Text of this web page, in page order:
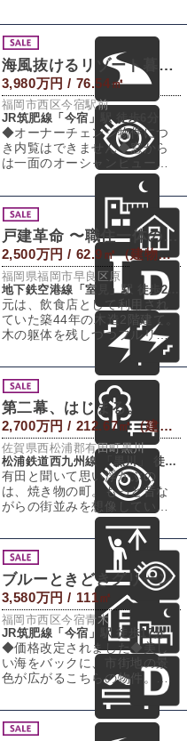
が、コンセプトが
海風抜けるリゾート暮らし -売買編-
3,980万円 / 76.54㎡
福岡市西区今宿駅前
JR筑肥線「今宿」駅 徒歩6分
◆オーナーチェンジ物件につ
き内覧はできません◆窓から
は一面のオーシャンビュー。
まるで"作品"のような美しいリ
ノベーション
戸建革命 〜職住一体の暮らし〜
2,500万円 / 62.9㎡（建物） 65.17㎡（敷地）
福岡県福岡市早良区原
地下鉄空港線「室見」駅 徒歩20分
元は、飲食店として利用され
ていた築44年の木造2階建て。
木の躯体を残しつつフルリノ
ベーションされ、現代的な
「働く」と「暮
第二幕、はじまる。
2,700万円 / 212.67㎡（建物） 823.8㎡（敷地）
佐賀県西松浦郡有田町黒川
松浦鉄道西九州線 「黒川」 徒歩4分
有田と聞いて思い浮かぶの
は、焼き物の町。もっと昔な
がらの街並みを想像していた
のですが、道路はきれいに整
備され、歩道も広い
ブルーときどきグリーン
3,580万円 / 111㎡
福岡市西区今宿青木
JR筑肥線「今宿」駅 徒歩17分
◆価格改定されました◆美し
い海をバックに、市街地の景
色が広がるこちらの物件。気
分の上がる眺望と利便性とい
う、なかなか両立